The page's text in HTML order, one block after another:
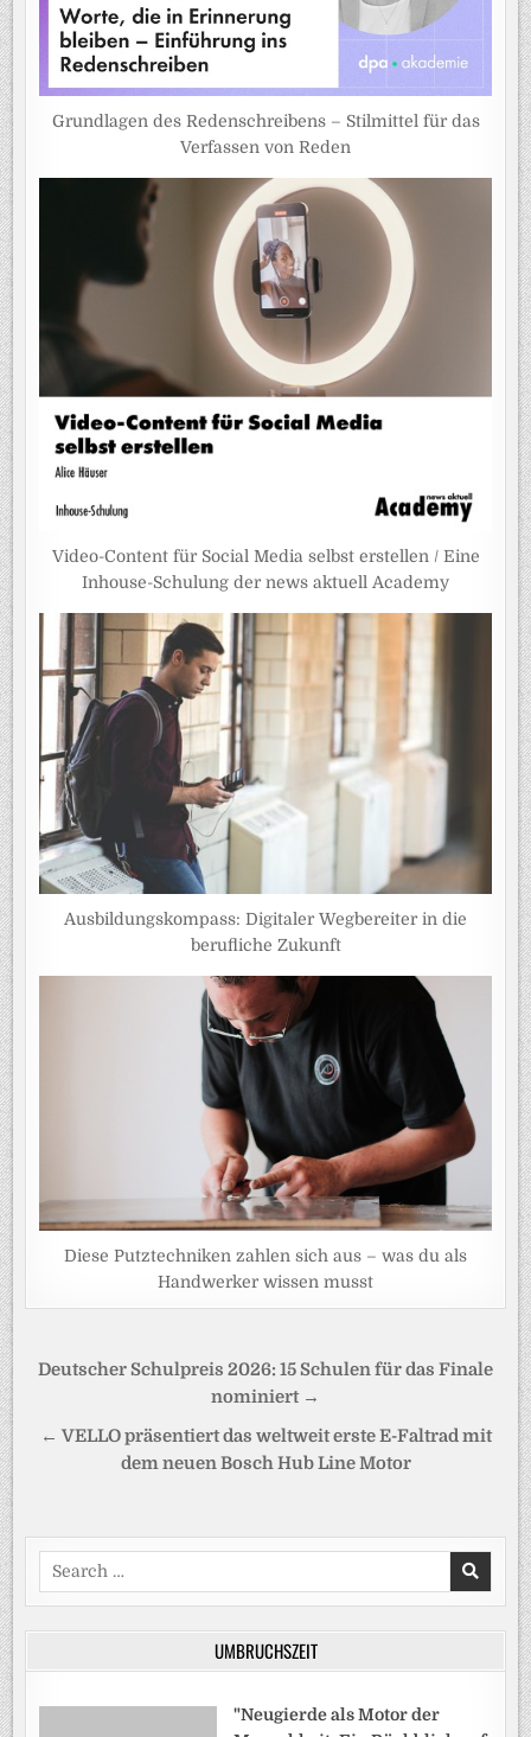
Grundlagen des Redenschreibens – Stilmittel für das
Verfassen von Reden
Video-Content für Social Media selbst erstellen / Eine
Inhouse-Schulung der news aktuell Academy
Ausbildungskompass: Digitaler Wegbereiter in die
berufliche Zukunft
Diese Putztechniken zahlen sich aus – was du als
Handwerker wissen musst
Beitragsnavigation
Deutscher Schulpreis 2026: 15 Schulen für das Finale
nominiert →
← VELLO präsentiert das weltweit erste E-Faltrad mit
dem neuen Bosch Hub Line Motor
Search
for:
UMBRUCHSZEIT
"Neugierde als Motor der